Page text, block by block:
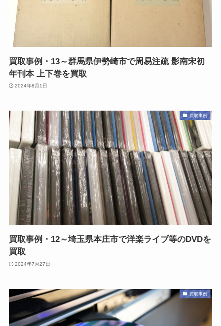
買取事例・13～群馬県伊勢崎市で周易注疏 影南宋初
年刊本 上下巻を買取
2024年8月1日
買取事例
買取事例・12～埼玉県本庄市で洋楽ライブ等のDVDを
買取
2024年7月27日
買取事例